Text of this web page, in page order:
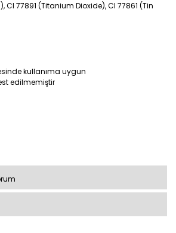
CI 77891 (Titanium Dioxide), CI 77861 (Tin
kullanıma uygun
edilmemiştir